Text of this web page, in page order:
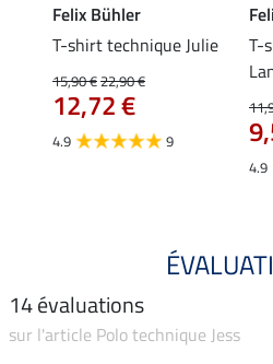
Felix Bühler
T-shirt technique Julie
15,90 €22,90 €
12,72 €
4.9 9
T-
4.9
14 évaluations
sur l'article Polo technique Jess